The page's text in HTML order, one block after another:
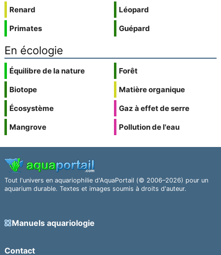
Renard
Primates
Léopard
Guépard
En écologie
Équilibre de la nature
Biotope
Écosystème
Mangrove
Forêt
Matière organique
Gaz à effet de serre
Pollution de l'eau
Tout l'univers en aquariophilie d'AquaPortail (© 2006–2026) pour un
aquarium durable. Textes et images soumis à droits d'auteur.
Manuels aquariologie
Contact